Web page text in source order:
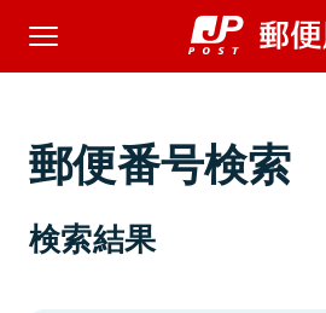
郵便番号検索
検索結果